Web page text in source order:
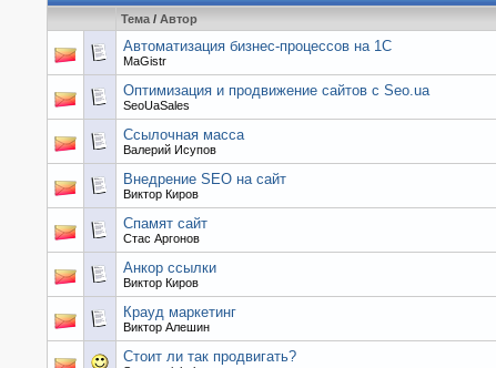
Тема / Автор
Автоматизация бизнес-процессов на 1С
MaGistr
Оптимизация и продвижение сайтов с Seo.ua
SeoUaSales
Ссылочная масса
Валерий Исупов
Внедрение SEO на сайт
Виктор Киров
Спамят сайт
Стас Аргонов
Анкор ссылки
Виктор Киров
Крауд маркетинг
Виктор Алешин
Стоит ли так продвигать?